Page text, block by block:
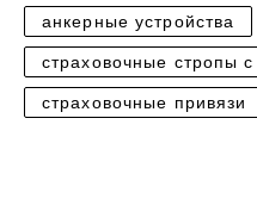
анкерные устройства
страховочные стропы
страховочные привязи